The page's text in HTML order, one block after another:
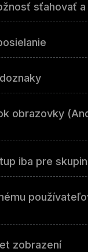
sťahovať
obrazovky
iba pre
zobrazení